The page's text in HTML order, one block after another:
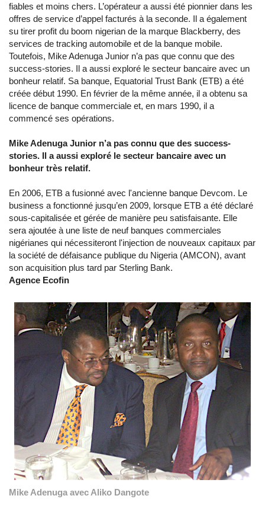
fiables et moins chers. L’opérateur a aussi été pionnier dans les
offres de service d’appel facturés à la seconde. Il a également
su tirer profit du boom nigerian de la marque Blackberry, des
services de tracking automobile et de la banque mobile.
Toutefois, Mike Adenuga Junior n’a pas que connu que des
success-stories. Il a aussi exploré le secteur bancaire avec un
bonheur relatif. Sa banque, Equatorial Trust Bank (ETB) a été
créée début 1990. En février de la même année, il a obtenu sa
licence de banque commerciale et, en mars 1990, il a
commencé ses opérations.
Mike Adenuga Junior n’a pas connu que des success-
stories. Il a aussi exploré le secteur bancaire avec un
bonheur très relatif.
En 2006, ETB a fusionné avec l'ancienne banque Devcom. Le
business a fonctionné jusqu’en 2009, lorsque ETB a été déclaré
sous-capitalisée et gérée de manière peu satisfaisante. Elle
sera ajoutée à une liste de neuf banques commerciales
nigérianes qui nécessiteront l'injection de nouveaux capitaux par
la société de défaisance publique du Nigeria (AMCON), avant
son acquisition plus tard par Sterling Bank.
Agence Ecofin
Mike Adenuga avec Aliko Dangote